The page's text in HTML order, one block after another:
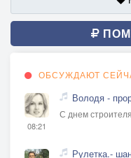
ОБСУЖДАЮТ
08:21
Володя -
С днем
Рулетка.-